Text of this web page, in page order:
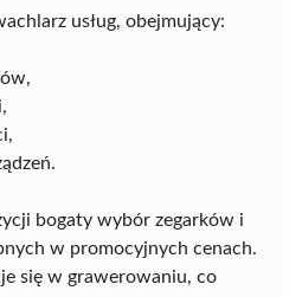
usług, obejmujący:
bogaty wybór zegarków i
w promocyjnych cenach.
się w grawerowaniu, co